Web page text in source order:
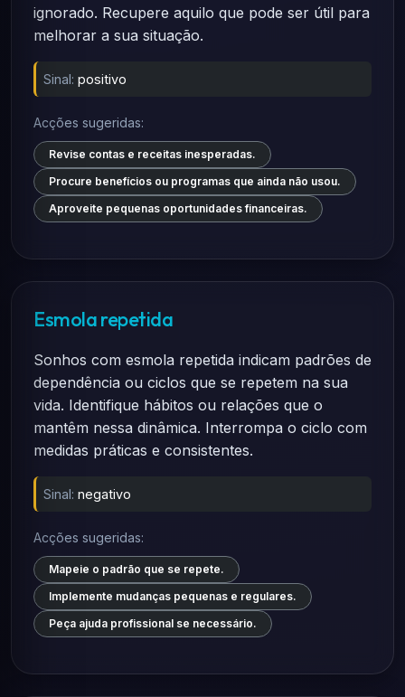
ignorado. Recupere aquilo que pode ser útil para
melhorar a sua situação.
Sinal: positivo
Acções sugeridas:
Revise contas e receitas inesperadas.
Procure benefícios ou programas que ainda não usou.
Aproveite pequenas oportunidades financeiras.
Esmola repetida
Sonhos com esmola repetida indicam padrões de
dependência ou ciclos que se repetem na sua
vida. Identifique hábitos ou relações que o
mantêm nessa dinâmica. Interrompa o ciclo com
medidas práticas e consistentes.
Sinal: negativo
Acções sugeridas:
Mapeie o padrão que se repete.
Implemente mudanças pequenas e regulares.
Peça ajuda profissional se necessário.